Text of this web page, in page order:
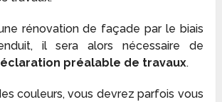
rénovation de façade par le biais
il sera alors nécessaire de
préalable de travaux.
couleurs, vous devrez parfois vous